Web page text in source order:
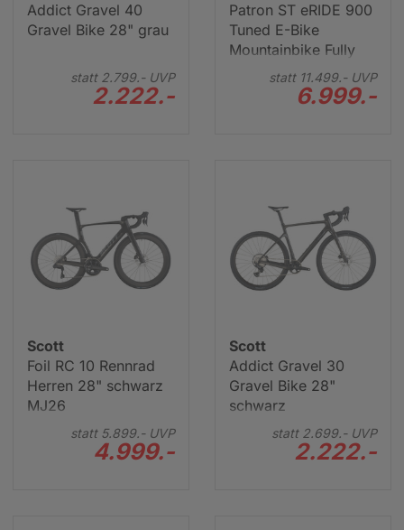
Addict Gravel 40
Gravel Bike 28" grau
statt 2.799.-UVP
2.222.-
Patron ST eRIDE 900
Tuned E-Bike
Mountainbike Fully
29" grünstatt 11.499.-UVP
6.999.-
Scott
Foil RC 10 Rennrad
Herren 28" schwarz
MJ26
statt 5.899.-UVP
4.999.-
Scott
Addict Gravel 30
Gravel Bike 28"
schwarz
statt 2.699.-UVP
2.222.-